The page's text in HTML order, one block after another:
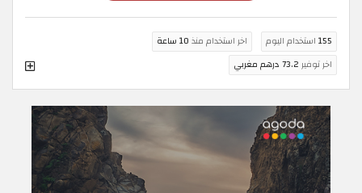
155 استخدام اليوم اخر استخدام منذ 10 ساعة
اخر توفير 73.2 درهم مغربي